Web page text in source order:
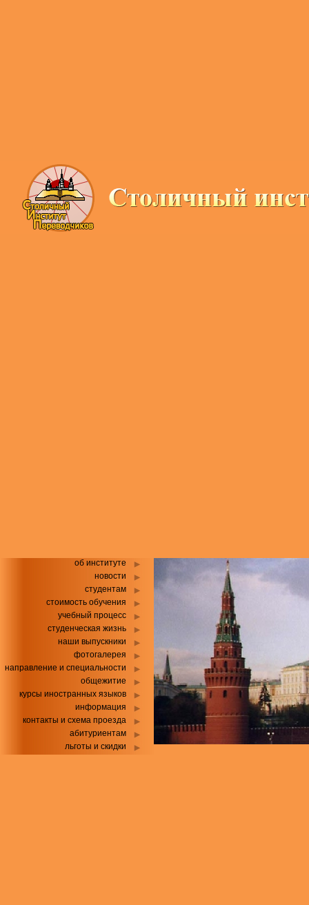
об институте
новости
студентам
стоимость обучения
учебный процесс
студенческая жизнь
наши выпускники
фотогалерея
направление и специальности
общежитие
курсы иностранных языков
информация
контакты и схема проезда
абитуриентам
льготы и скидки